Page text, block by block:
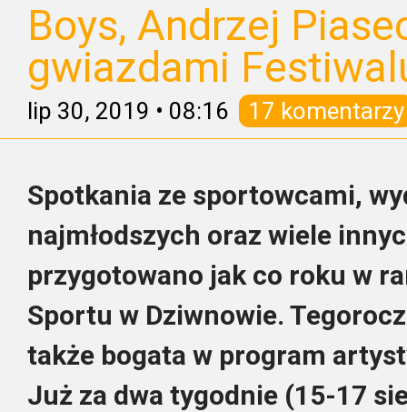
Boys, Andrzej
gwiazdami
lip 30, 2019 • 08:16 17 komentarzy
Spotkania ze sportowcami,
najmłodszych oraz wiele
przygotowano jak co roku w
Sportu w Dziwnowie.
także bogata w program
Już za dwa tygodnie (15-17